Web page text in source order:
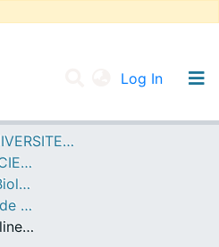
Log In
BEL ABBES
--> DSPACE UNIVERSITE DJILALLI LIABES DE SIDI BEL ABBES
H--> FACULTE DES SCIENCES DE LA NATURE ET DE LA VIE
--> Département de Biologie
- [FSNV-BIO] Théses de Master II
Les infertilités masculines liées à la COVID-19 : Etude de synthèse